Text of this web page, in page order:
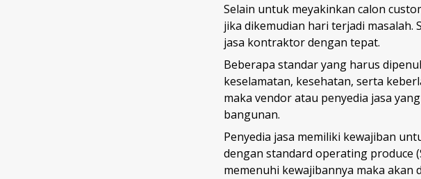
Selain untuk meyakinkan calon
jika dikemudian hari terjadi masalah.
jasa kontraktor dengan tepat.
Beberapa standar yang harus
keselamatan, kesehatan, serta
maka vendor atau penyedia jasa
bangunan.
Penyedia jasa memiliki kewajiban
dengan standard operating produce
memenuhi kewajibannya maka